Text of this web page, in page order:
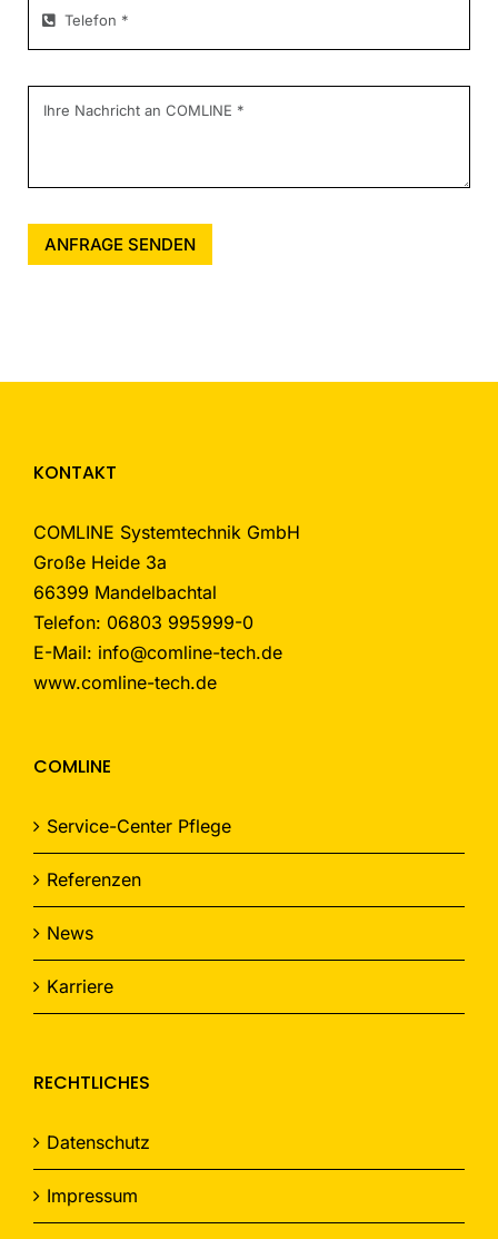
ANFRAGE SENDEN
KONTAKT
COMLINE Systemtechnik GmbH
Große Heide 3a
66399 Mandelbachtal
Telefon: 06803 995999-0
E-Mail: info@comline-tech.de
www.comline-tech.de
COMLINE
Service-Center Pflege
Referenzen
News
Karriere
RECHTLICHES
Datenschutz
Impressum